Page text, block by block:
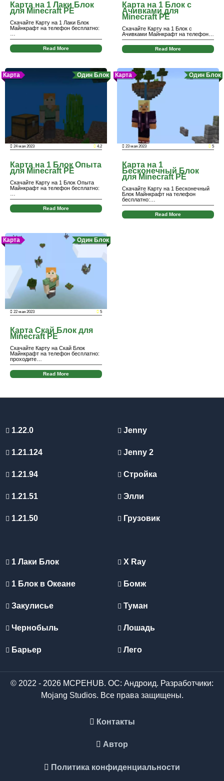
Карта на 1 Лаки Блок
для Minecraft PE
Скачайте Карту на 1 Лаки Блок
Майнкрафт на телефон бесплатно:
Read More
Карта на 1 Блок с
Ачивками для
Minecraft PE
Скачайте Карту на 1 Блок с
Ачивками Майнкрафт на телефон…
Read More
Карта Один Блок
24 мая 2023 4.2
Карта на 1 Блок Опыта
для Minecraft PE
Скачайте Карту на 1 Блок Опыта
Майнкрафт на телефон бесплатно:
Read More
Карта Один Блок
23 мая 2023 5
Карта на 1
Бесконечный Блок
для Minecraft PE
Скачайте Карту на 1 Бесконечный
Блок Майнкрафт на телефон
бесплатно:…
Read More
Карта Один Блок
22 мая 2023 5
Карта Скай Блок для
Minecraft PE
Скачайте Карту на Скай Блок
Майнкрафт на телефон бесплатно:
проходите…
Read More
1.22.0
1.21.124
1.21.94
1.21.51
1.21.50
Jenny
Jenny 2
Стройка
Элли
Грузовик
1 Лаки Блок
1 Блок в Океане
Закулисье
Чернобыль
Барьер
X Ray
Бомж
Туман
Лошадь
Лего
© 2022 - 2026 MCPEHUB. ОС: Андроид. Разработчики:
Mojang Studios. Все права защищены.
Контакты
Автор
Политика конфиденциальности